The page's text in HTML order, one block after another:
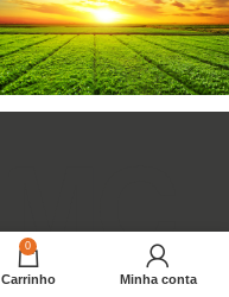
0
Carrinho Minha conta